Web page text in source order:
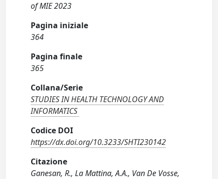
of MIE 2023
Pagina iniziale
364
Pagina finale
365
Collana/Serie
STUDIES IN HEALTH TECHNOLOGY AND
INFORMATICS
Codice DOI
https://dx.doi.org/10.3233/SHTI230142
Citazione
Ganesan, R., La Mattina, A.A., Van De Vosse,